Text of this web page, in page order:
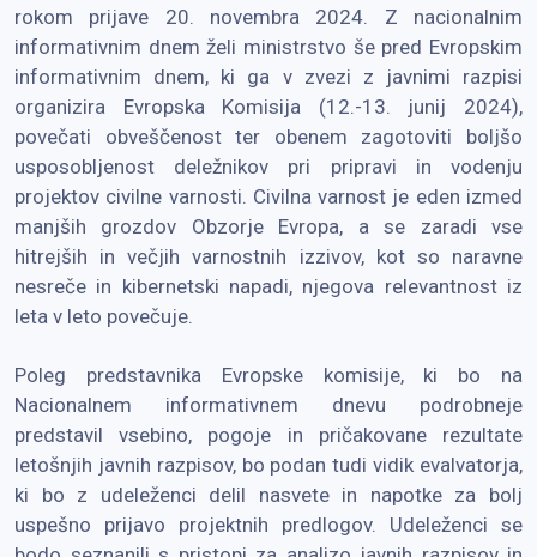
rokom prijave 20. novembra 2024. Z nacionalnim
informativnim dnem želi ministrstvo še pred Evropskim
informativnim dnem, ki ga v zvezi z javnimi razpisi
organizira Evropska Komisija (12.-13. junij 2024),
povečati obveščenost ter obenem zagotoviti boljšo
usposobljenost deležnikov pri pripravi in vodenju
projektov civilne varnosti. Civilna varnost je eden izmed
manjših grozdov Obzorje Evropa, a se zaradi vse
hitrejših in večjih varnostnih izzivov, kot so naravne
nesreče in kibernetski napadi, njegova relevantnost iz
leta v leto povečuje.
Poleg predstavnika Evropske komisije, ki bo na
Nacionalnem informativnem dnevu podrobneje
predstavil vsebino, pogoje in pričakovane rezultate
letošnjih javnih razpisov, bo podan tudi vidik evalvatorja,
ki bo z udeleženci delil nasvete in napotke za bolj
uspešno prijavo projektnih predlogov. Udeleženci se